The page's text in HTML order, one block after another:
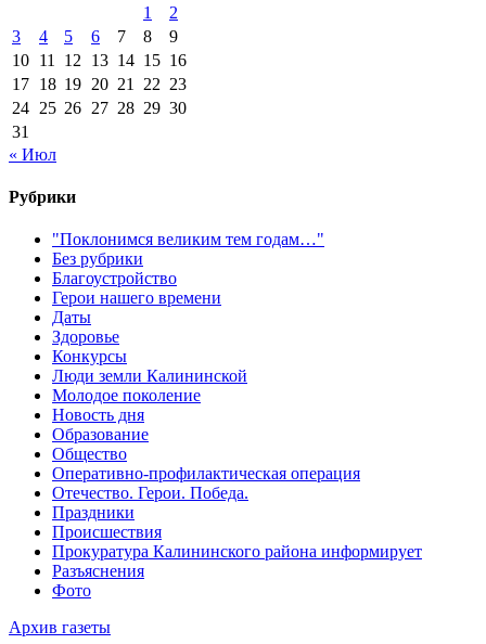
1
2
3
4 5 6 7 8
9
10 11 12 13 14 15 16
17 18 19 20 21 22 23
24 25 26 27 28 29 30
31
« Июл
Рубрики
"Поклонимся великим тем годам…"
Без рубрики
Благоустройство
Герои нашего времени
Даты
Здоровье
Конкурсы
Люди земли Калининской
Молодое поколение
Новость дня
Образование
Общество
Оперативно-профилактическая операция
Отечество. Герои. Победа.
Праздники
Происшествия
Прокуратура Калининского района информирует
Разъяснения
Фото
Архив газеты